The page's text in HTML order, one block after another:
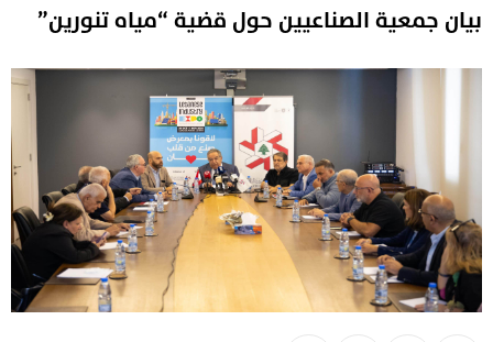
بيان جمعية الصناعيين حول قضية “مياه تنورين”